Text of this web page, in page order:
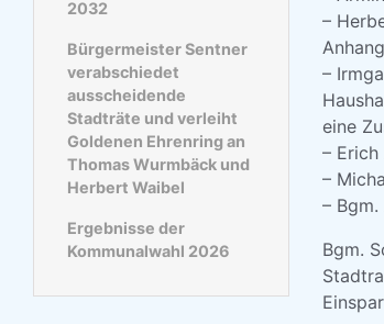
–
–
eine
–
–
–
Bgm.
2032
Bürgermeister Sentner
verabschiedet
ausscheidende
Stadträte und verleiht
Goldenen Ehrenring an
Thomas Wurmbäck und
Herbert Waibel
Ergebnisse der
Kommunalwahl 2026